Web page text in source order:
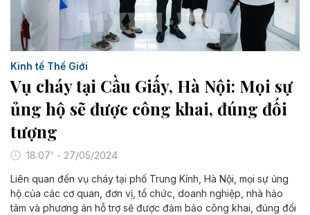
Kinh tế Thế Giới
Vụ cháy tại Cầu Giấy, Hà Nội: Mọi sự
ủng hộ sẽ được công khai, đúng đối
tượng
18:07' - 27/05/2024
Liên quan đến vụ cháy tại phố Trung Kính, Hà Nội, mọi sự ủng
hộ của các cơ quan, đơn vị, tổ chức, doanh nghiệp, nhà hảo
tâm và phương án hỗ trợ sẽ được đảm bảo công khai, đúng đối